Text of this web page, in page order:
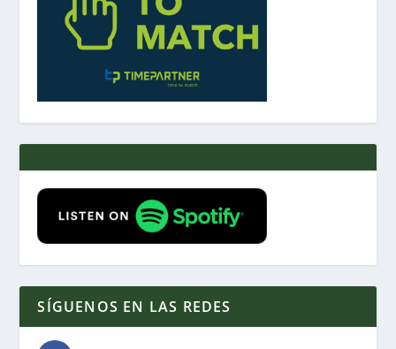
SÍGUENOS EN LAS REDES